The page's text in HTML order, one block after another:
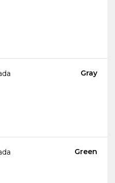
Gray
Green